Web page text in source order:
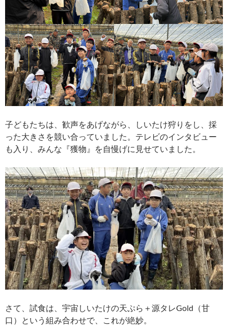
子どもたちは、歓声をあげながら、しいたけ狩りをし、採
った大きさを競い合っていました。テレビのインタビュー
も入り、みんな『獲物』を自慢げに見せていました。
さて、試食は、宇宙しいたけの天ぷら＋源タレGold（甘
口）という組み合わせで、これが絶妙。